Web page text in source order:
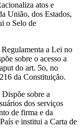
atos e
União, dos Estados,
o Selo de
a Lei no
sobre o acesso a
do art. 5o, no
da Constituição.
sobre a
dos serviços
de firma e da
e institui a Carta de